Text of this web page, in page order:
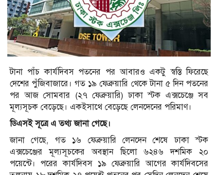
টানা পাঁচ কার্যদিবস পতনের পর আবারও একটু স্বস্তি ফিরেছে
দেশের পুঁজিবাজারে। গত ১৯ ফেব্রুয়ারি থেকে টানা ৫ দিন পতনের
পর আজ সোমবার (২৭ ফেব্রুয়ারি) ঢাকা স্টক এক্সচেঞ্জে সব
মূল্যসূচক বেড়েছে। একইসাথে বেড়েছে লেনদেনের পরিমাণ।
ডিএসই সূত্রে এ তথ্য জানা গেছে।
জানা গেছে, গত ১৬ ফেব্রুয়ারি লেনদেন শেষে ঢাকা স্টক
এক্সচেঞ্জের মূল্যসূচকের অবস্থান ছিলো ৬২৪৬ দশমিক ২০
পয়েন্টে। পরের কার্যদিবস ১৯ ফেব্রুয়ারি আগের কার্যদিবসের